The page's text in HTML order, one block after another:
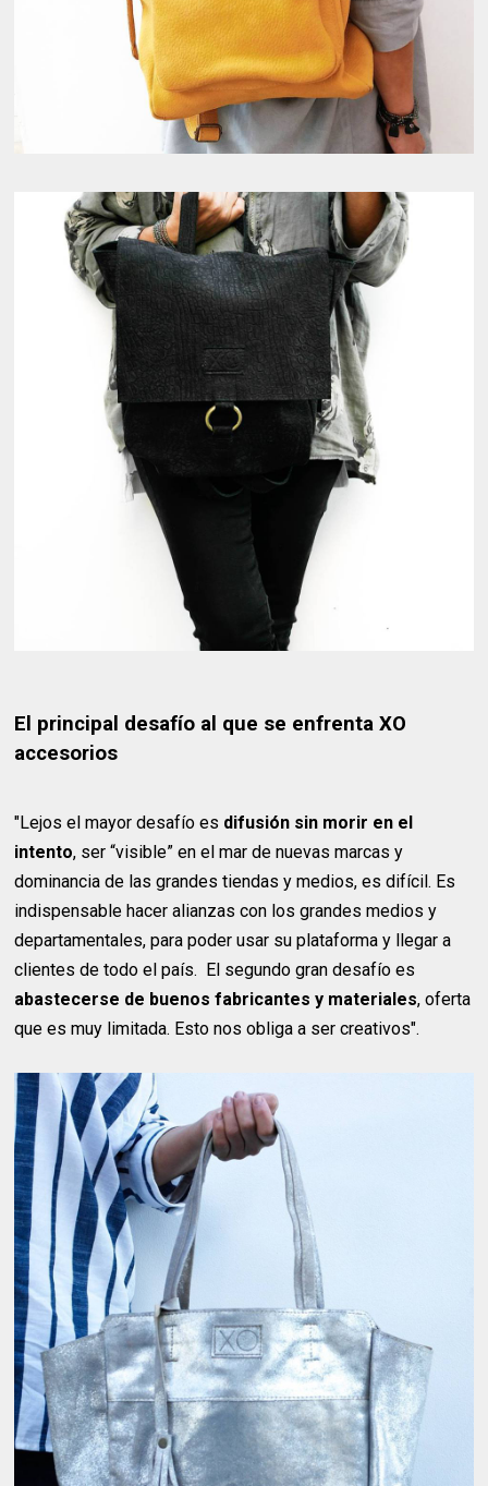
El principal desafío al que se enfrenta XO
accesorios
"Lejos el mayor desafío es difusión sin morir en el
intento, ser “visible” en el mar de nuevas marcas y
dominancia de las grandes tiendas y medios, es difícil. Es
indispensable hacer alianzas con los grandes medios y
departamentales, para poder usar su plataforma y llegar a
clientes de todo el país. El segundo gran desafío es
abastecerse de buenos fabricantes y materiales, oferta
que es muy limitada. Esto nos obliga a ser creativos".